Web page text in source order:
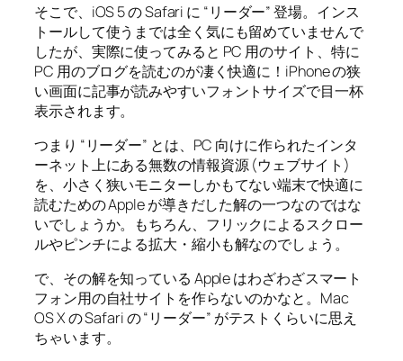
そこで、iOS 5 の Safari に “リーダー” 登場。インス
トールして使うまでは全く気にも留めていませんで
したが、実際に使ってみると PC 用のサイト、特に
PC 用のブログを読むのが凄く快適に！iPhone の狭
い画面に記事が読みやすいフォントサイズで目一杯
表示されます。
つまり “リーダー” とは、PC 向けに作られたインタ
ーネット上にある無数の情報資源 (ウェブサイト)
を、小さく狭いモニターしかもてない端末で快適に
読むための Apple が導きだした解の一つなのではな
いでしょうか。もちろん、フリックによるスクロー
ルやピンチによる拡大・縮小も解なのでしょう。
で、その解を知っている Apple はわざわざスマート
フォン用の自社サイトを作らないのかなと。Mac
OS X の Safari の “リーダー” がテストくらいに思え
ちゃいます。